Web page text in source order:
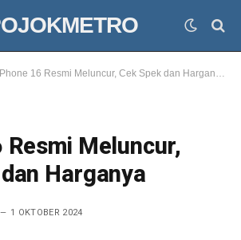
16 Resmi Meluncur, Cek Spek dan Harganya
Resmi Meluncur,
Harganya
1 OKTOBER 2024